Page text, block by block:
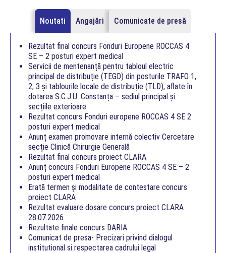
Noutati Angajări Comunicate de presă
Rezultat final concurs Fonduri Europene ROCCAS 4
SE – 2 posturi expert medical
Servicii de mentenanță pentru tabloul electric
principal de distribuție (TEGD) din posturile TRAFO 1,
2, 3 și tablourile locale de distribuție (TLD), aflate în
dotarea S.C.J.U. Constanța – sediul principal și
secțiile exterioare.
Rezultat concurs Fonduri europene ROCCAS 4 SE 2
posturi expert medical
Anunț examen promovare internă colectiv Cercetare
secție Clinică Chirurgie Generală
Rezultat final concurs proiect CLARA
Anunț concurs Fonduri Europene ROCCAS 4 SE – 2
posturi expert medical
Erată termen și modalitate de contestare concurs
proiect CLARA
Rezultat evaluare dosare concurs proiect CLARA
28.07.2026
Rezultate finale concurs DARIA
Comunicat de presa- Precizari privind dialogul
institutional si respectarea cadrului legal